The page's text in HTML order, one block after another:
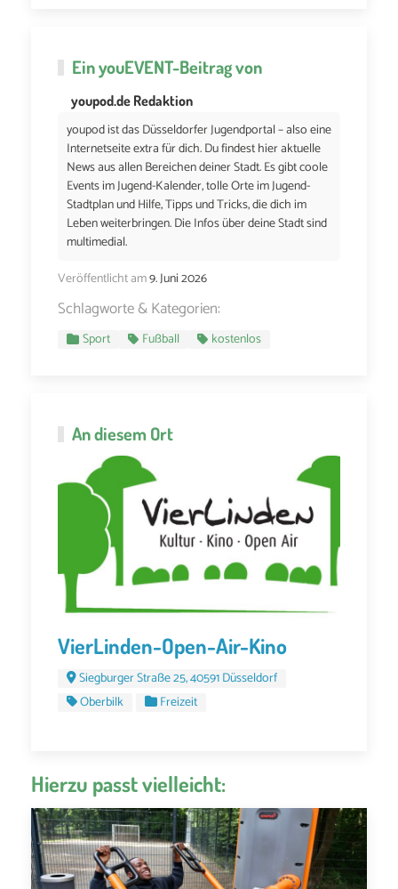
EinyouEVENT-Beitrag von
youpod.de Redaktion
youpod ist das Düsseldorfer Jugendportal – also eine
Internetseite extra für dich. Du findest hier aktuelle
News aus allen Bereichen deiner Stadt. Es gibt coole
Events im Jugend-Kalender, tolle Orte im Jugend-
Stadtplan und Hilfe, Tipps und Tricks, die dich im
Leben weiterbringen. Die Infos über deine Stadt sind
multimedial.
Veröffentlicht am9. Juni 2026
Schlagworte & Kategorien:
Sport Fußball kostenlos
An diesem Ort
VierLinden-Open-Air-Kino
Siegburger Straße 25, 40591 Düsseldorf
Oberbilk
Freizeit
Hierzu passt vielleicht: